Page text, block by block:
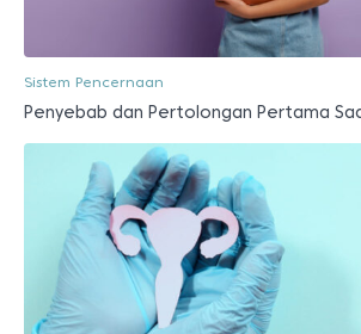
Sistem Pencernaan
Penyebab dan Pertolongan Pertama